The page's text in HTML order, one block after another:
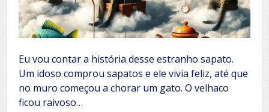
Eu vou contar a história desse estranho sapato.
Um idoso comprou sapatos e ele vivia feliz, até que
no muro começou a chorar um gato. O velhaco
ficou raivoso…